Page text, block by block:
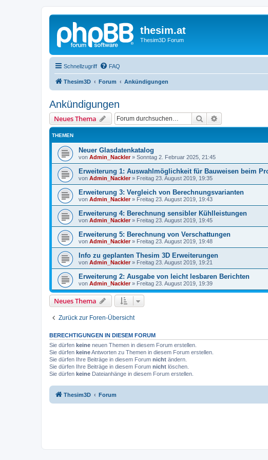
thesim.at
Thesim3D Forum
Schnellzugriff FAQ
Thesim3D Forum Ankündigungen
Ankündigungen
Neues Thema Suche
THEMEN
Neuer Glasdatenkatalog
von Admin_Nackler» Sonntag 2. Februar 2025, 21:45
Erweiterung 1: Auswahlmöglichkeit für Bauweisen beim
von Admin_Nackler» Freitag 23. August 2019, 19:35
Erweiterung 3: Vergleich von Berechnungsvarianten
von Admin_Nackler» Freitag 23. August 2019, 19:43
Erweiterung 4: Berechnung sensibler Kühlleistungen
von Admin_Nackler» Freitag 23. August 2019, 19:45
Erweiterung 5: Berechnung von Verschattungen
von Admin_Nackler» Freitag 23. August 2019, 19:48
Info zu geplanten Thesim 3D Erweiterungen
von Admin_Nackler» Freitag 23. August 2019, 19:21
Erweiterung 2: Ausgabe von leicht lesbaren Berichten
von Admin_Nackler» Freitag 23. August 2019, 19:39
Neues Thema
Zurück zur Foren-Übersicht
BERECHTIGUNGEN IN DIESEM FORUM
Sie dürfen keine neuen Themen in diesem Forum erstellen.
Sie dürfen keineAntworten zu Themen in diesem Forum erstellen.
Sie dürfen Ihre Beiträge in diesem Forum nicht ändern.
Sie dürfen Ihre Beiträge in diesem Forum nicht löschen.
Sie dürfen keine Dateianhänge in diesem Forum erstellen.
Thesim3D Forum